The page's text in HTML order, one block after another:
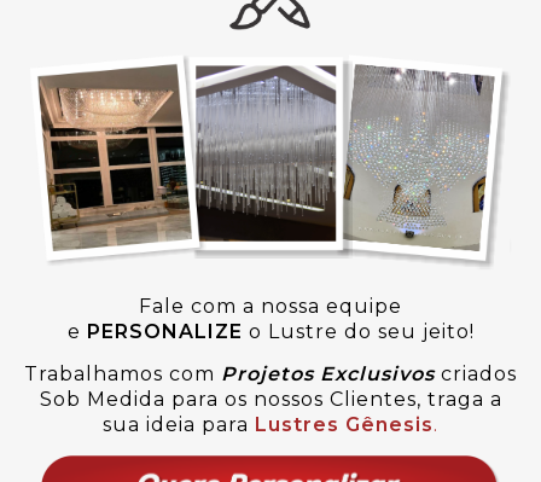
Fale com a nossa equipe
e PERSONALIZE o Lustre do seu jeito!
Trabalhamos com Projetos Exclusivoscriados
Sob Medida para os nossos Clientes, traga a
sua ideia para Lustres Gênesis.